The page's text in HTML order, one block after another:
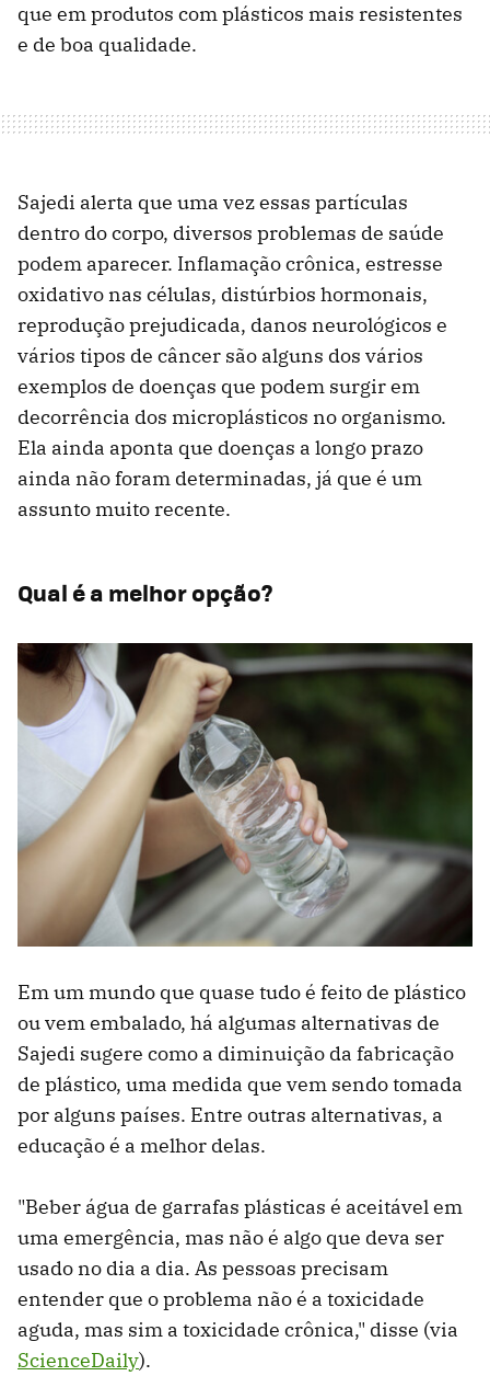
que em produtos com plásticos mais resistentes
e de boa qualidade.
Sajedi alerta que uma vez essas partículas
dentro do corpo, diversos problemas de saúde
podem aparecer. Inflamação crônica, estresse
oxidativo nas células, distúrbios hormonais,
reprodução prejudicada, danos neurológicos e
vários tipos de câncer são alguns dos vários
exemplos de doenças que podem surgir em
decorrência dos microplásticos no organismo.
Ela ainda aponta que doenças a longo prazo
ainda não foram determinadas, já que é um
assunto muito recente.
Qual é a melhor opção?
Em um mundo que quase tudo é feito de plástico
ou vem embalado, há algumas alternativas de
Sajedi sugere como a diminuição da fabricação
de plástico, uma medida que vem sendo tomada
por alguns países. Entre outras alternativas, a
educação é a melhor delas.
"Beber água de garrafas plásticas é aceitável em
uma emergência, mas não é algo que deva ser
usado no dia a dia. As pessoas precisam
entender que o problema não é a toxicidade
aguda, mas sim a toxicidade crônica," disse (via
ScienceDaily).